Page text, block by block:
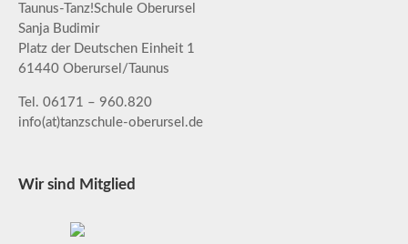
Taunus-Tanz!Schule Oberursel
Sanja Budimir
Platz der Deutschen Einheit 1
61440 Oberursel/Taunus
Tel. 06171 – 960.820
info(at)tanzschule-oberursel.de
Wir sind Mitglied